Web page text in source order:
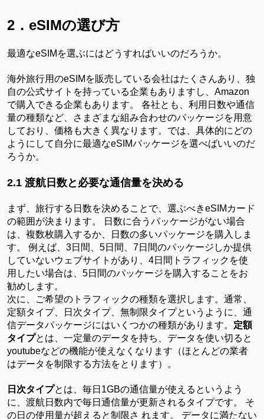
2．eSIMの選び方
最適なeSIMを選ぶにはどうすればいいのだろうか。
海外旅行用のeSIMを販売している会社はたくさんあり、独
自の公式サイトを持っている企業もありますし、Amazon
で購入できる企業もあります。 各社とも、利用日数や通信
量の種類など、さまざまな組み合わせのパッケージを用意
しており、価格も大きく異なります。では、具体的にどの
ようにして自分に最適なeSIMパッケージを選べばいいのだ
ろうか。
2.1 渡航日数と必要な通信量を決める
まず、旅行する日数を決めることで、選ぶべきeSIMカード
の範囲が決まります。 日数に合うパッケージがない場合
は、複数枚購入するか、日数の多いパッケージを購入しま
す。 例えば、3日間、5日間、7日間のパッケージしか提供
していないウェブサイトがあり、4日間トラフィックを使
用したい場合は、5日間のパッケージを購入することをお
勧めします。
次に、ご希望のトラフィックの種類を選択します。通常、
定額タイプ、日次タイプ、無制限タイプというように、通
信データパッケージにはいくつかの種類があります。 定額
タイプとは、一定量のデータを持ち、データを使い切ると
youtubeなどの機能が使えなくなります（ほとんどの業者
はデータを制限する方法をとります）。
日次タイプとは、毎日 1GBの通信量が使えるというよう
に、渡航日数内で毎日通信量が更新されるタイプです。 そ
の日の使用量が超えると制限さ れます。 データに満たない